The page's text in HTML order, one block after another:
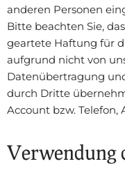
anderen Personen
Bitte beachten Sie,
geartete Haftung für
aufgrund nicht von
Datenübertragung
durch Dritte
Account bzw. Telefon,
Verwendung